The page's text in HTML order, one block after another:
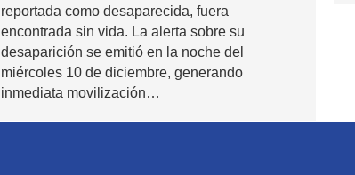
reportada como desaparecida, fuera
encontrada sin vida. La alerta sobre su
desaparición se emitió en la noche del
miércoles 10 de diciembre, generando
inmediata movilización…